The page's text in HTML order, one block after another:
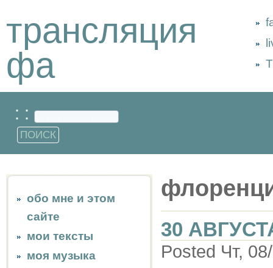
трансляция
фа
: :
обо мне и этом
сайте
мои тексты
моя музыка
30
Posted Чт,